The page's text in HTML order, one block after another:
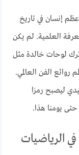
إنسان في تاريخ
العلمية. لم يكن
لوحات خالدة مثل
روائع الفن العالمي.
ليصبح رمزا
حتى يومنا هذا.
الرياضيات